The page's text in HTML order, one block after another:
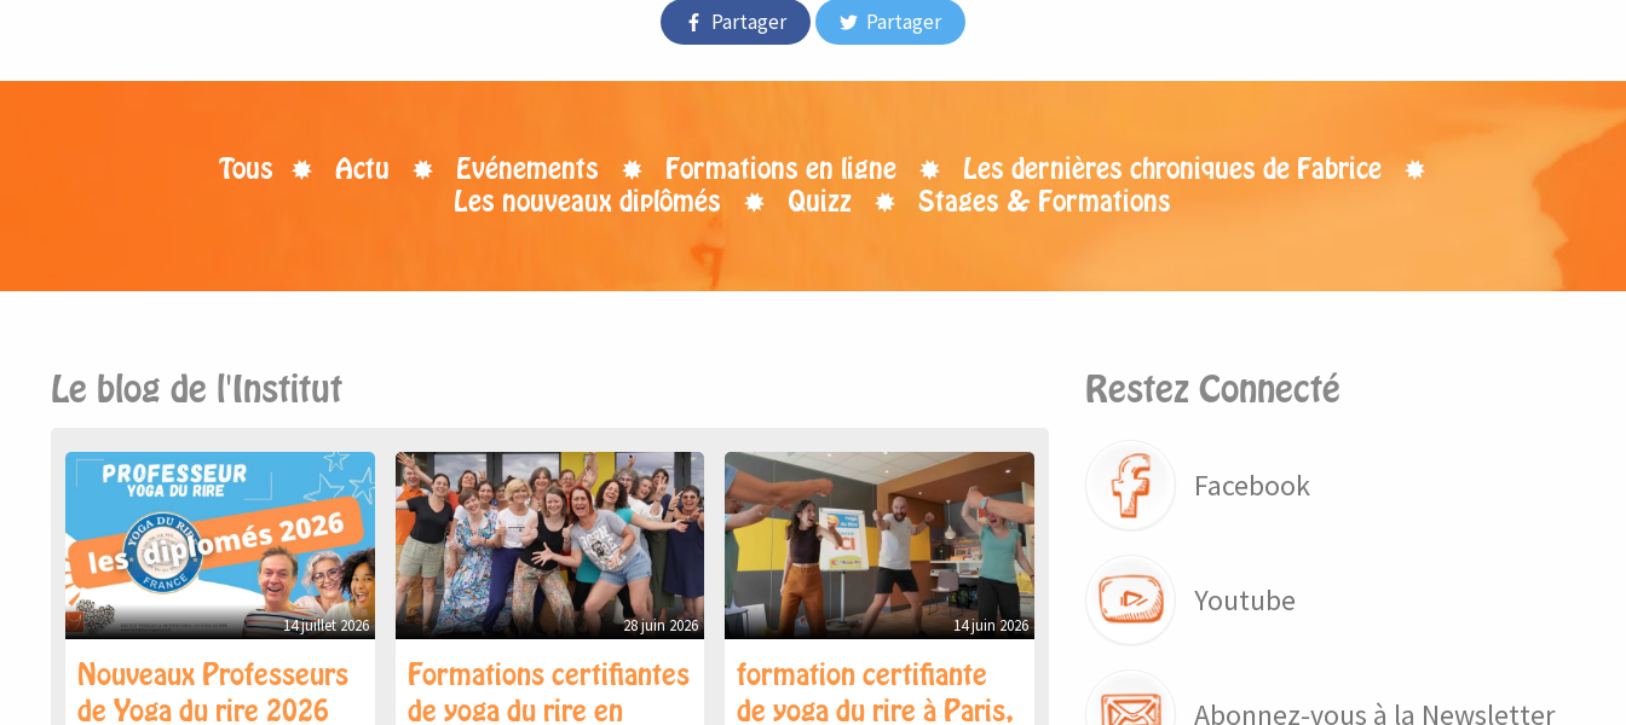
Partager Partager
Tous Actu Evénements Formations en ligne
Les dernières chroniques de Fabrice
Les nouveaux diplômés
Quizz Stages & Formations
Le blog de l'Institut
14 juillet 2026
Nouveaux Professeurs
de Yoga du rire 2026
28 juin 2026
Formations certifiantes
de yoga du rire en
14 juin 2026
formation certifiante
de yoga du rire à Paris,
Restez Connecté
Facebook
Youtube
Abonnez-vous à la Newsletter